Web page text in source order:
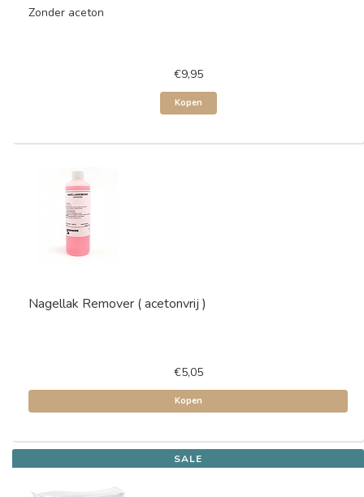
Zonder aceton
€9,95
Kopen
Nagellak Remover ( acetonvrij )
€5,05
Kopen
SALE